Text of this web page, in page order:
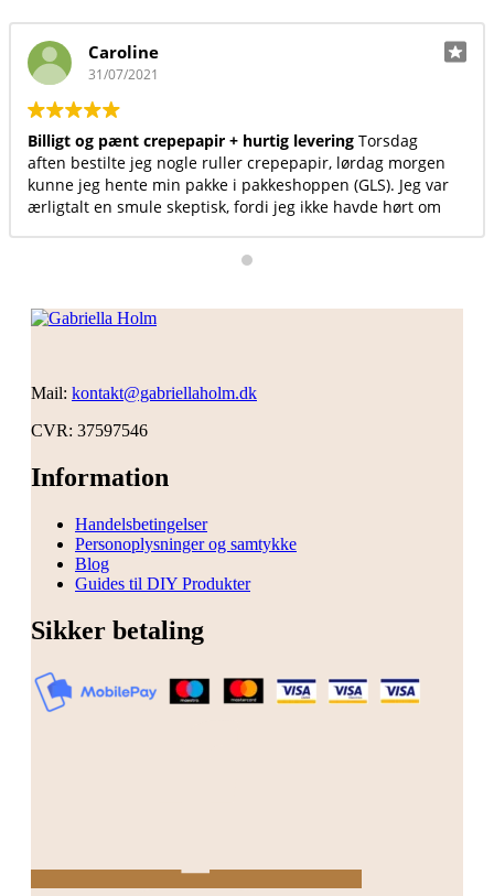
Caroline
31/07/2021
Billigt og pænt crepepapir + hurtig levering Torsdag
aften bestilte jeg nogle ruller crepepapir, lørdag morgen
kunne jeg hente min pakke i pakkeshoppen (GLS). Jeg var
ærligtalt en smule skeptisk, fordi jeg ikke havde hørt om
pænest crepepapir, så jeg satsede. Jeg vil helt klar
anbefale andre at bruge denne hjemmeside ☺️ Desuden
Mail: kontakt@gabriellaholm.dk
CVR: 37597546
Information
Handelsbetingelser
Personoplysninger og samtykke
Blog
Guides til DIY Produkter
Sikker betaling